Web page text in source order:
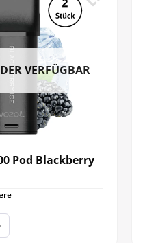
VERFÜGBAR
Pod Blackberry